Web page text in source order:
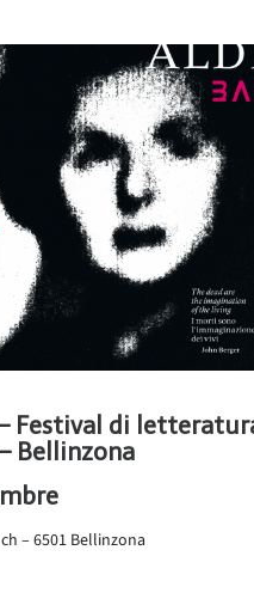
Festival di
Bellinzona
– 6501 Bellinzona